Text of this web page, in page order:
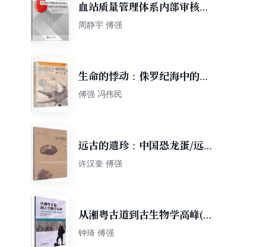
血站质量管理体系内部审核与
百例不合格项案例解析
周静宇 傅强
生命的悸动：侏罗纪海中的大
个子
傅强 冯伟民
远古的遗珍：中国恐龙蛋/远古
生命的探索
许汉奎 傅强
从湘粤古道到古生物学高峰(古
植物学家李星学院士的科学精
钟琦 傅强